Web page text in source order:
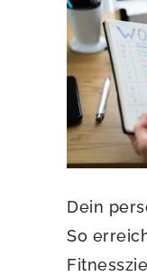
Dein
So